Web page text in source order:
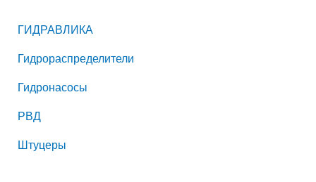
ГИДРАВЛИКА
Гидрораспределители
Гидронасосы
РВД
Штуцеры